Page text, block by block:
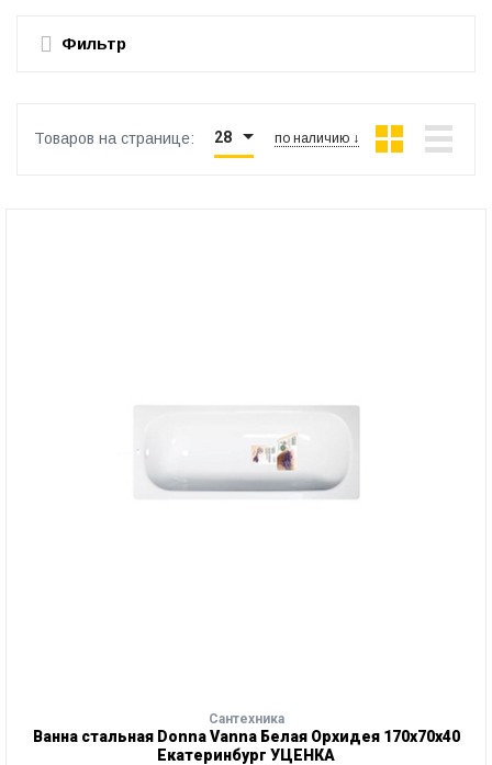
Фильтр
Товаров на странице: 28 по наличию ↓
Сантехника
Ванна стальная Donna Vanna Белая Орхидея 170х70х40
Екатеринбург УЦЕНКА